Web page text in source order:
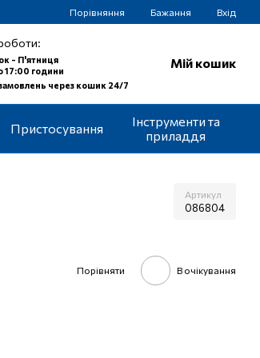
Порівняння Бажання Вхід
- П'ятниця
17:00 години
через кошик 24/7
Мій кошик
Пристосування
Інструменти та
приладдя
Артикул
086804
Порівняти В очікування